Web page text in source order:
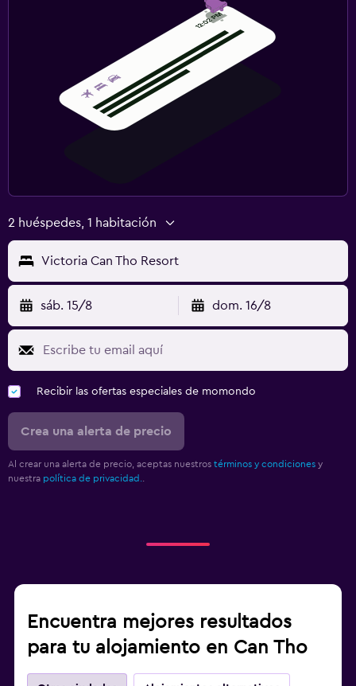
Gimnasio
Zona de trabajo
Fax/fotocopiadora
Escritorio
2 huéspedes, 1 habitación
Victoria Can Tho Resort
sáb. 15/8 dom. 16/8
Recibir las ofertas especiales de momondo
Crea una alerta de precio
Al crear una alerta de precio, aceptas nuestros términos y condiciones y
nuestra política de privacidad.
Encuentra mejores resultados
para tu alojamiento en Can Tho